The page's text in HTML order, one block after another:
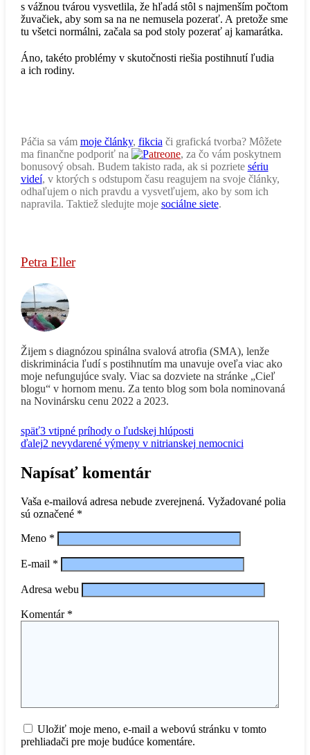
s vážnou tvárou vysvetlila, že hľadá stôl s najmenším počtom
žuvačiek, aby som sa na ne nemusela pozerať. A pretože sme
tu všetci normálni, začala sa pod stoly pozerať aj kamarátka.
Áno, takéto problémy v skutočnosti riešia postihnutí ľudia
a ich rodiny.
Páčia sa vám moje články, fikcia či grafická tvorba? Môžete
ma finančne podporiť na
atreone, za čo vám poskytnem
bonusový obsah. Budem takisto rada, ak si pozriete sériu
videí, v ktorých s odstupom času reagujem na svoje články,
odhaľujem o nich pravdu a vysvetľujem, ako by som ich
napravila. Taktiež sledujte moje sociálne siete.
Petra Eller
Žijem s diagnózou spinálna svalová atrofia (SMA), lenže
diskriminácia ľudí s postihnutím ma unavuje oveľa viac ako
moje nefungujúce svaly. Viac sa dozviete na stránke „Cieľ
blogu“ v hornom menu. Za tento blog som bola nominovaná
na Novinársku cenu 2022 a 2023.
späť3 vtipné príhody o ľudskej hlúposti
ďalej2 nevydarené výmeny v nitrianskej nemocnici
Napísať komentár
Vaša e-mailová adresa nebude zverejnená. Vyžadované polia
sú označené *
Meno *
E-mail *
Adresa webu
Komentár *
Uložiť moje meno, e-mail a webovú stránku v tomto
prehliadači pre moje budúce komentáre.